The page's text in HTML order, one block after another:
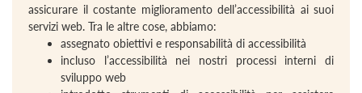
assicurare il costante miglioramento dell’accessibilità ai suoi
servizi web. Tra le altre cose, abbiamo:
assegnato obiettivi e responsabilità di accessibilità
incluso l’accessibilità nei nostri processi interni di
sviluppo web